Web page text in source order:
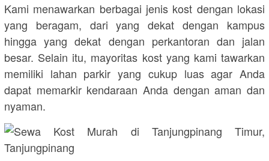
Kami menawarkan berbagai jenis kost dengan lokasi
yang beragam, dari yang dekat dengan kampus
hingga yang dekat dengan perkantoran dan jalan
besar. Selain itu, mayoritas kost yang kami tawarkan
memiliki lahan parkir yang cukup luas agar Anda
dapat memarkir kendaraan Anda dengan aman dan
nyaman.